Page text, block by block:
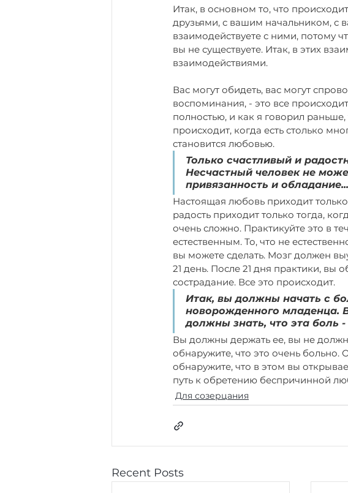
Итак, в основном то, что
друзьями, с вашим начальником, с
взаимодействуете с ними, потому
вы не существуете. Итак, в этих
взаимодействиями.
Вас могут обидеть, вас могут
воспоминания, - это все
полностью, и как я говорил
происходит, когда есть столько
становится любовью.
Только счастливый и
Несчастный человек не
привязанность и обладание...
Настоящая любовь приходит
радость приходит только тогда,
очень сложно. Практикуйте это в
естественным. То, что не
вы можете сделать. Мозг должен
21 день. После 21 дня практики, вы
сострадание. Все это происходит.
Итак, вы должны начать с
новорожденного младенца.
должны знать, что эта боль -
Вы должны держать ее, вы не
обнаружите, что это очень больно.
обнаружите, что в этом вы
путь к обретению беспричинной
Для созерцания
Recent Posts